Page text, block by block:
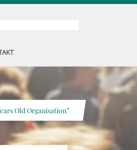
Old Organisation”